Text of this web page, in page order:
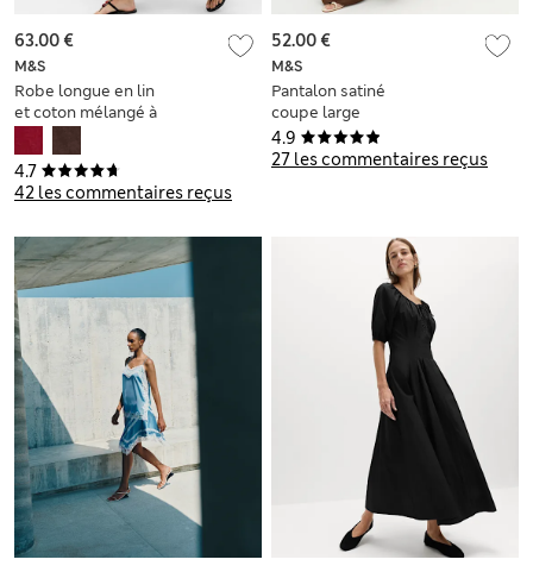
4.7
42 les commentaires reçus
M&S
Robe longue en lin
et coton mélangé à
63.00 €
4.9
27 les commentaires reçus
M&S
Pantalon satiné
coupe large
52.00 €